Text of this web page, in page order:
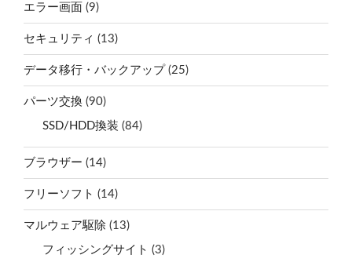
エラー画面 (9)
セキュリティ (13)
データ移行・バックアップ(25)
パーツ交換 (90)
SSD/HDD換装 (84)
ブラウザー (14)
フリーソフト (14)
マルウェア駆除 (13)
フィッシングサイト (3)